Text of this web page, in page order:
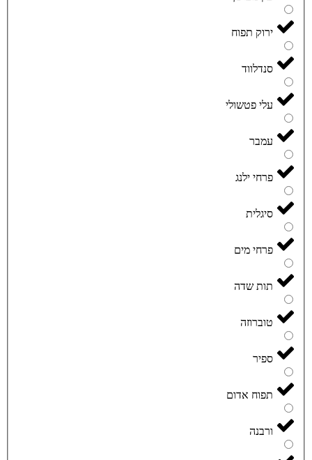
ירוק תפוח
סנדלווד
עלי פטשולי
עמבר
פרחי ילנג
סיגלית
פרחי מים
תות שדה
טוברוזה
ספיר
תפוח אדום
ורבנה